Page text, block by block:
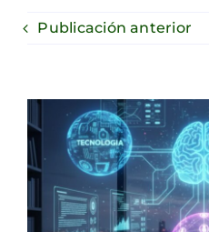
Publicación anterior
Ver
imagen
más
grande